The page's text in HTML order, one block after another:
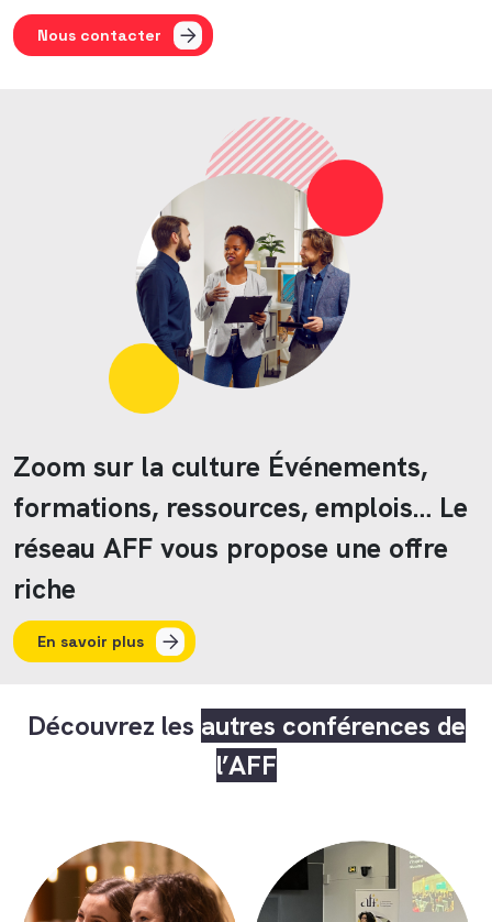
Nous contacter
Zoom sur la culture Événements,
formations, ressources, emplois… Le
réseau AFF vous propose une offre
riche
En savoir plus
Découvrez les autres conférences de
l’AFF